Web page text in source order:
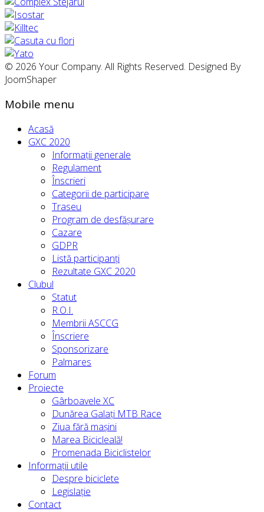
© 2026 Your Company. All Rights Reserved. Designed By
JoomShaper
Mobile menu
Acasă
GXC 2020
Informații generale
Regulament
Înscrieri
Categorii de participare
Traseu
Program de desfășurare
Cazare
GDPR
Listă participanți
Rezultate GXC 2020
Clubul
Statut
R.O.I.
Membrii ASCCG
Înscriere
Sponsorizare
Palmares
Forum
Proiecte
Gârboavele XC
Dunărea Galați MTB Race
Ziua fără mașini
Marea Bicicleală!
Promenada Biciclistelor
Informații utile
Despre biciclete
Legislație
Contact